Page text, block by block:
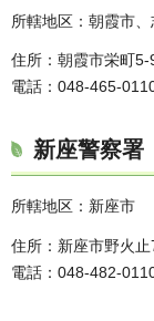
所轄地区：朝霞市
住所：朝霞市栄町5-
電話：048-465-
新座警察署
所轄地区：新座市
住所：新座市野火
電話：048-482-